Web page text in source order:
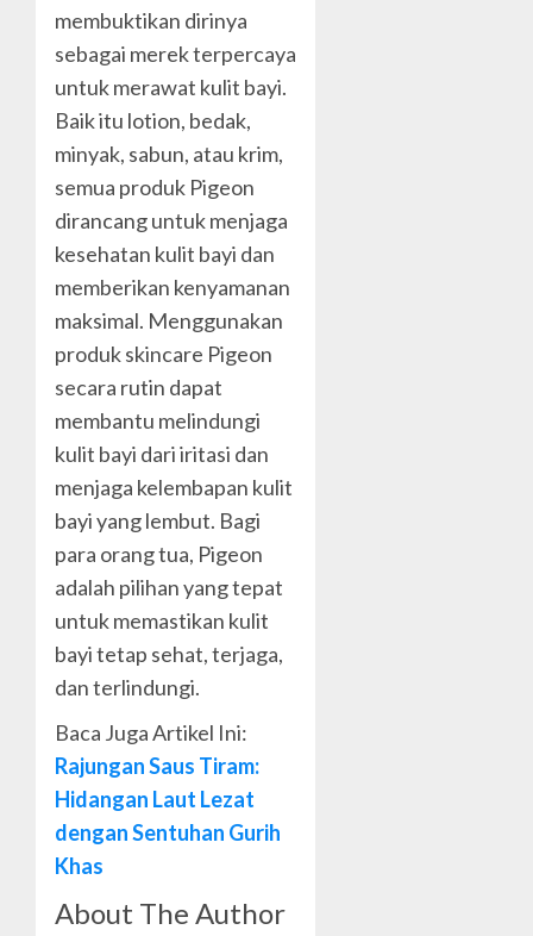
membuktikan dirinya
sebagai merek terpercaya
untuk merawat kulit bayi.
Baik itu lotion, bedak,
minyak, sabun, atau krim,
semua produk Pigeon
dirancang untuk menjaga
kesehatan kulit bayi dan
memberikan kenyamanan
maksimal. Menggunakan
produk skincare Pigeon
secara rutin dapat
membantu melindungi
kulit bayi dari iritasi dan
menjaga kelembapan kulit
bayi yang lembut. Bagi
para orang tua, Pigeon
adalah pilihan yang tepat
untuk memastikan kulit
bayi tetap sehat, terjaga,
dan terlindungi.
Baca Juga Artikel Ini:
Rajungan Saus Tiram:
Hidangan Laut Lezat
dengan Sentuhan Gurih
Khas
About The Author